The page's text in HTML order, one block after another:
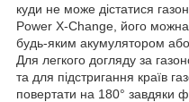
куди не може дістатися
Power X-Change, його можна
будь-яким акумулятором
Для легкого догляду за
та для підстригання країв
повертати на 180° завдяки